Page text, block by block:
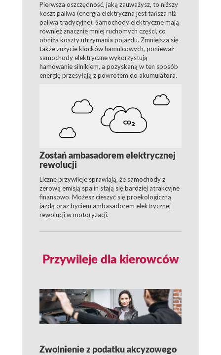
Pierwsza oszczędność, jaką zauważysz, to niższy
koszt paliwa (energia elektryczna jest tańsza niż
paliwa tradycyjne). Samochody elektryczne mają
również znacznie mniej ruchomych części, co
obniża koszty utrzymania pojazdu. Zmniejsza się
także zużycie klocków hamulcowych, ponieważ
samochody elektryczne wykorzystują
hamowanie silnikiem, a pozyskaną w ten sposób
energię przesyłają z powrotem do akumulatora.
Zostań ambasadorem elektrycznej
rewolucji
Liczne przywileje sprawiają, że samochody z
zerową emisją spalin stają się bardziej atrakcyjne
finansowo. Możesz cieszyć się proekologiczną
jazdą oraz byciem ambasadorem elektrycznej
rewolucji w motoryzacji.
Przywileje dla kierowców
Zwolnienie z podatku akcyzowego